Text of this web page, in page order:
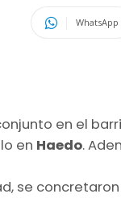
WhatsApp
en el
en Haedo.
se